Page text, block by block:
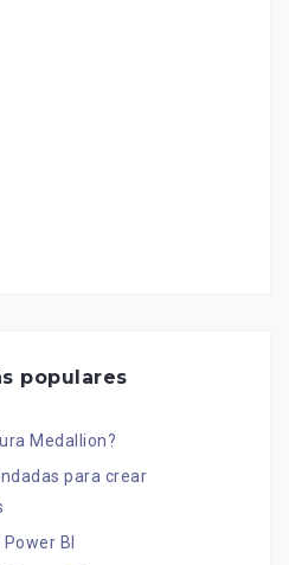
populares
Medallion?
para crear
BI